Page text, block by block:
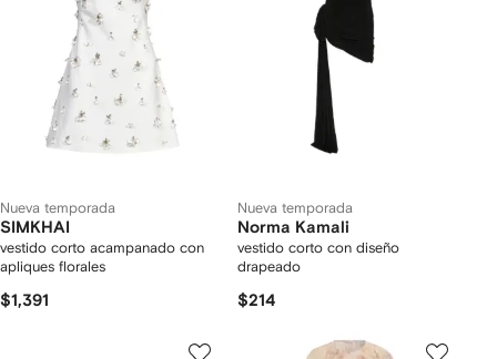
Nueva temporada
SIMKHAI
vestido corto acampanado con
apliques florales
$1,391
Nueva temporada
Norma Kamali
vestido corto con diseño
drapeado
$214